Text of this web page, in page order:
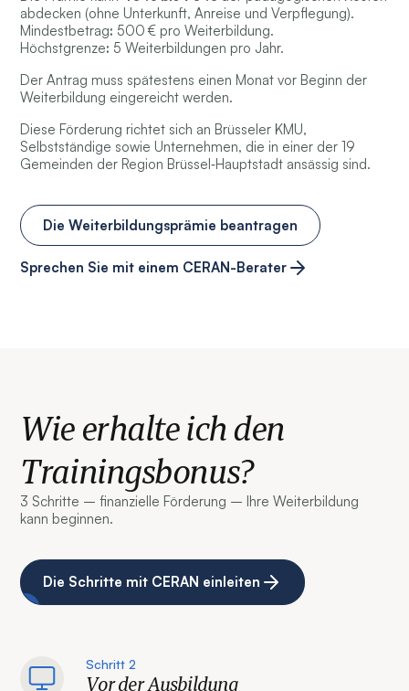
abdecken (ohne Unterkunft, Anreise und Verpflegung).
Mindestbetrag: 500 € pro Weiterbildung.
Höchstgrenze: 5 Weiterbildungen pro Jahr.
Der Antrag muss spätestens einen Monat vor Beginn der
Weiterbildung eingereicht werden.
Diese Förderung richtet sich an Brüsseler KMU,
Selbstständige sowie Unternehmen, die in einer der 19
Gemeinden der Region Brüssel‑Hauptstadt ansässig sind.
Die Weiterbildungsprämie beantragen
Sprechen Sie mit einem CERAN-Berater
Wie erhalte ich den
Trainingsbonus?
3 Schritte – finanzielle Förderung – Ihre Weiterbildung
kann beginnen.
Die Schritte mit CERAN einleiten
Schritt 2
Vor der Ausbildung